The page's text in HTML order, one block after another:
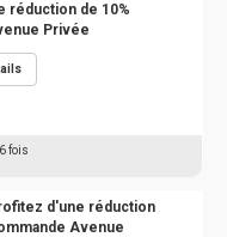
réduction de 10%
Privée
fois
d'une réduction
Avenue